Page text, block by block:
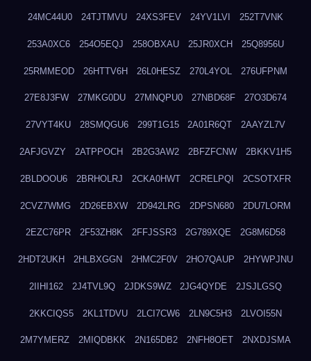
24MC44U0 24TJTMVU 24XS3FEV 24YV1LVI 252T7VNK
253A0XC6 254O5EQJ 258OBXAU 25JR0XCH 25Q8956U
25RMMEOD 26HTTV6H 26L0HESZ 270L4YOL 276UFPNM
27E8J3FW 27MKG0DU 27MNQPU0 27NBD68F 27O3D674
27VYT4KU 28SMQGU6 299T1G15 2A01R6QT 2AAYZL7V
2AFJGVZY 2ATPPOCH 2B2G3AW2 2BFZFCNW 2BKKV1H5
2BLDOOU6 2BRHOLRJ 2CKA0HWT 2CRELPQI 2CSOTXFR
2CVZ7WMG 2D26EBXW 2D942LRG 2DPSN680 2DU7LORM
2EZC76PR 2F53ZH8K 2FFJSSR3 2G789XQE 2G8M6D58
2HDT2UKH 2HLBXGGN 2HMC2F0V 2HO7QAUP 2HYWPJNU
2IIHI162 2J4TVL9Q 2JDKS9WZ 2JG4QYDE 2JSJLGSQ
2KKCIQS5 2KL1TDVU 2LCI7CW6 2LN9C5H3 2LVOI55N
2M7YMERZ 2MIQDBKK 2N165DB2 2NFH8OET 2NXDJSMA